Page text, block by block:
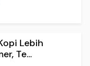
Lebih
Te...